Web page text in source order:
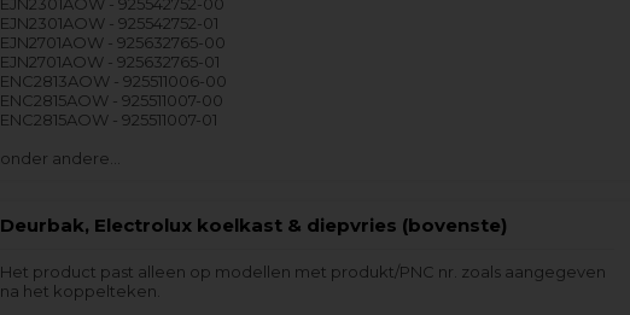
EJN2301AOW - 925542752-01
EJN2701AOW - 925632765-00
EJN2701AOW - 925632765-01
ENC2813AOW - 925511006-00
ENC2815AOW - 925511007-00
ENC2815AOW - 925511007-01
onder andere…
Deurbak, Electrolux koelkast & diepvries (bovenste)
Het product past alleen op modellen met produkt/PNC nr. zoals aangegeven
na het koppelteken.